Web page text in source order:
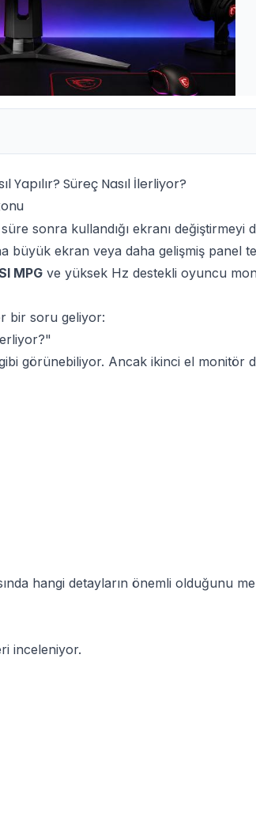
Yapılır? Süreç Nasıl İlerliyor?
sonra kullandığı ekranı
büyük ekran veya daha gelişmiş panel
MPG ve yüksek Hz destekli oyuncu
bir soru geliyor:
görünebiliyor. Ancak ikinci el monitör
hangi detayların önemli olduğunu
inceleniyor.